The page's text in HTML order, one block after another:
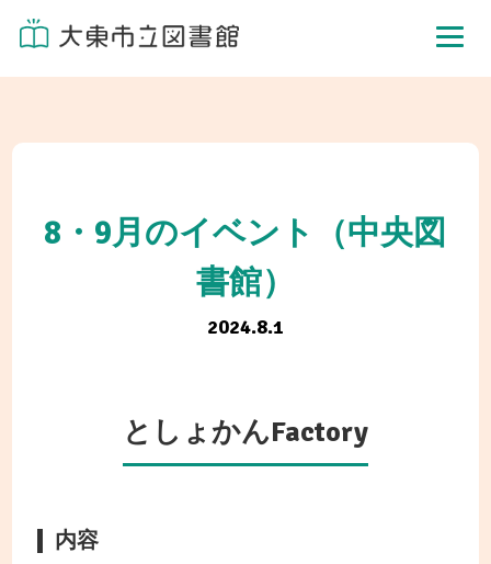
8・9月のイベント（中央図
書館）
2024.8.1
としょかんFactory
内容